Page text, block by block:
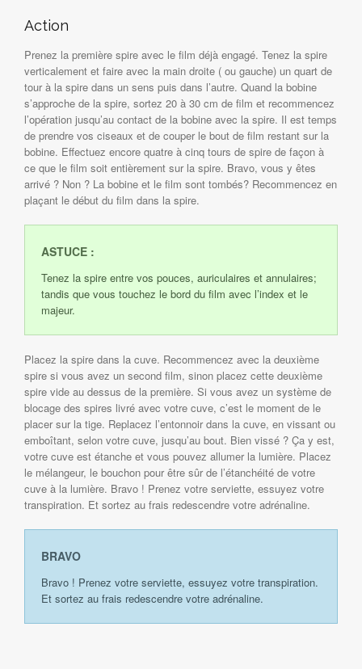
Action
Prenez la première spire avec le film déjà engagé. Tenez la spire
verticalement et faire avec la main droite ( ou gauche) un quart de
tour à la spire dans un sens puis dans l’autre. Quand la bobine
s’approche de la spire, sortez 20 à 30 cm de film et recommencez
l’opération jusqu’au contact de la bobine avec la spire. Il est temps
de prendre vos ciseaux et de couper le bout de film restant sur la
bobine. Effectuez encore quatre à cinq tours de spire de façon à
ce que le film soit entièrement sur la spire. Bravo, vous y êtes
arrivé ? Non ? La bobine et le film sont tombés? Recommencez en
plaçant le début du film dans la spire.
ASTUCE :
Tenez la spire entre vos pouces, auriculaires et annulaires;
tandis que vous touchez le bord du film avec l’index et le
majeur.
Placez la spire dans la cuve. Recommencez avec la deuxième
spire si vous avez un second film, sinon placez cette deuxième
spire vide au dessus de la première. Si vous avez un système de
blocage des spires livré avec votre cuve, c’est le moment de le
placer sur la tige. Replacez l’entonnoir dans la cuve, en vissant ou
emboîtant, selon votre cuve, jusqu’au bout. Bien vissé ? Ça y est,
votre cuve est étanche et vous pouvez allumer la lumière. Placez
le mélangeur, le bouchon pour être sûr de l’étanchéité de votre
cuve à la lumière. Bravo ! Prenez votre serviette, essuyez votre
transpiration. Et sortez au frais redescendre votre adrénaline.
BRAVO
Bravo ! Prenez votre serviette, essuyez votre transpiration.
Et sortez au frais redescendre votre adrénaline.